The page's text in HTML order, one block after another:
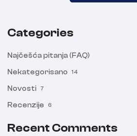
Categories
Najčešća pitanja (FAQ)
Nekategorisano
14
Novosti 7
Recenzije 6
Recent Comments